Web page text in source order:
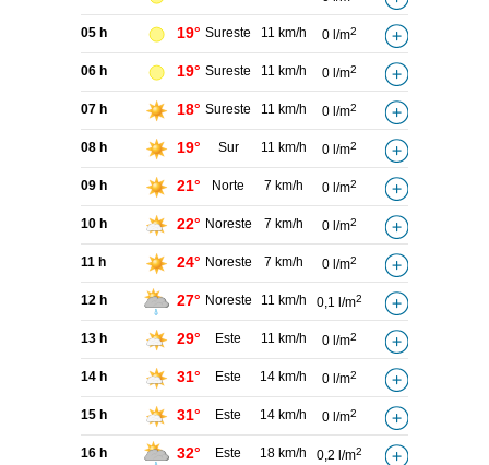
05 h 19° Sureste 11 km/h 0 l/m2
06 h 19° Sureste 11 km/h 0 l/m2
07 h 18° Sureste 11 km/h 0 l/m2
08 h 19° Sur 11 km/h 0 l/m2
09 h 21° Norte 7 km/h 0 l/m2
10 h 22° Noreste 7 km/h 0 l/m2
11 h 24° Noreste 7 km/h 0 l/m2
12 h 27° Noreste 11 km/h 0,1 l/m2
13 h 29° Este 11 km/h 0 l/m2
14 h 31° Este 14 km/h 0 l/m2
15 h 31° Este 14 km/h 0 l/m2
16 h 32° Este 18 km/h 0,2 l/m2